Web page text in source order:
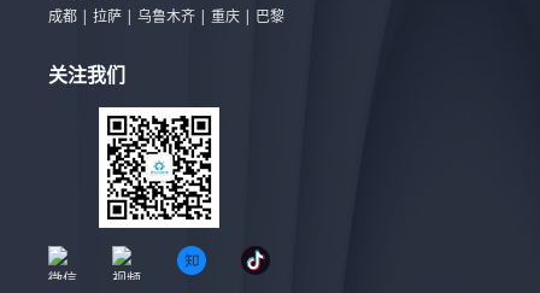
成都 | 拉萨 | 乌鲁木齐 | 重庆 | 巴黎
关注我们